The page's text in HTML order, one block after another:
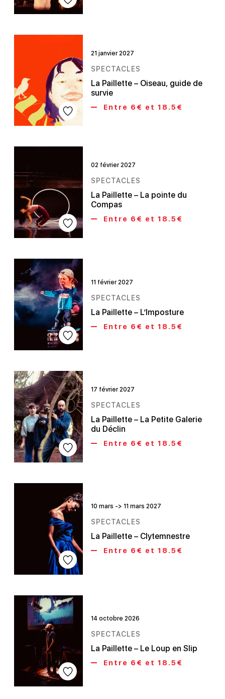
21 janvier 2027
SPECTACLES
La Paillette – Oiseau, guide de
survie
Entre 6€ et 18.5€
02 février 2027
SPECTACLES
La Paillette – La pointe du
Compas
Entre 6€ et 18.5€
11 février 2027
SPECTACLES
La Paillette – L’Imposture
Entre 6€ et 18.5€
17 février 2027
SPECTACLES
La Paillette – La Petite Galerie
du Déclin
Entre 6€ et 18.5€
10 mars -> 11 mars 2027
SPECTACLES
La Paillette – Clytemnestre
Entre 6€ et 18.5€
14 octobre 2026
SPECTACLES
La Paillette – Le Loup en Slip
Entre 6€ et 18.5€